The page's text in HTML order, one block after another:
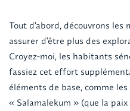
Tout d'abord, découvrons les
assurer d'être plus des
Croyez-moi, les habitants
fassiez cet effort
éléments de base, comme
« Salamalekum » (que la